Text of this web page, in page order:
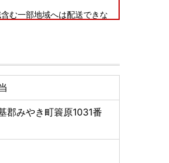
む一部地域へは配送できな
岡山県、徳島県、香川県、
い。
ついて ■
郡みやき町簑原1031番